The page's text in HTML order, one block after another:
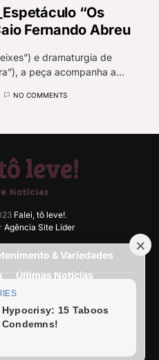
“Os
Fernando Abreu
e dramaturgia de
a peça acompanha a…
NO COMMENTS
Falei, tô leve!.
Agência Site Líder
& Variedades
Últimas Notícias
condições